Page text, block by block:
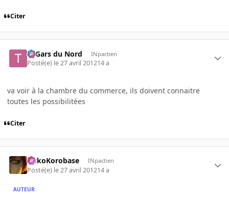
Citer
Ti Gars du Nord INpactien
Posté(e) le 27 avril 201214 a
va voir à la chambre du commerce, ils doivent connaitre
toutes les possibilitées
Citer
SiskoKorobase INpactien
Posté(e) le 27 avril 201214 a
AUTEUR